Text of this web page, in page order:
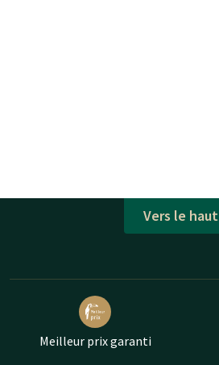
Vers le haut
Meilleur prix garanti